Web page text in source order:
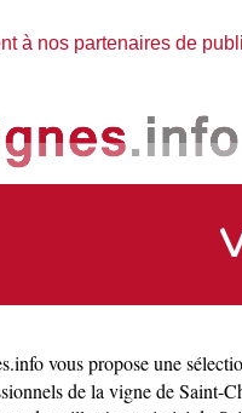
à nos partenaires de
vous propose une
de la vigne de Saint-